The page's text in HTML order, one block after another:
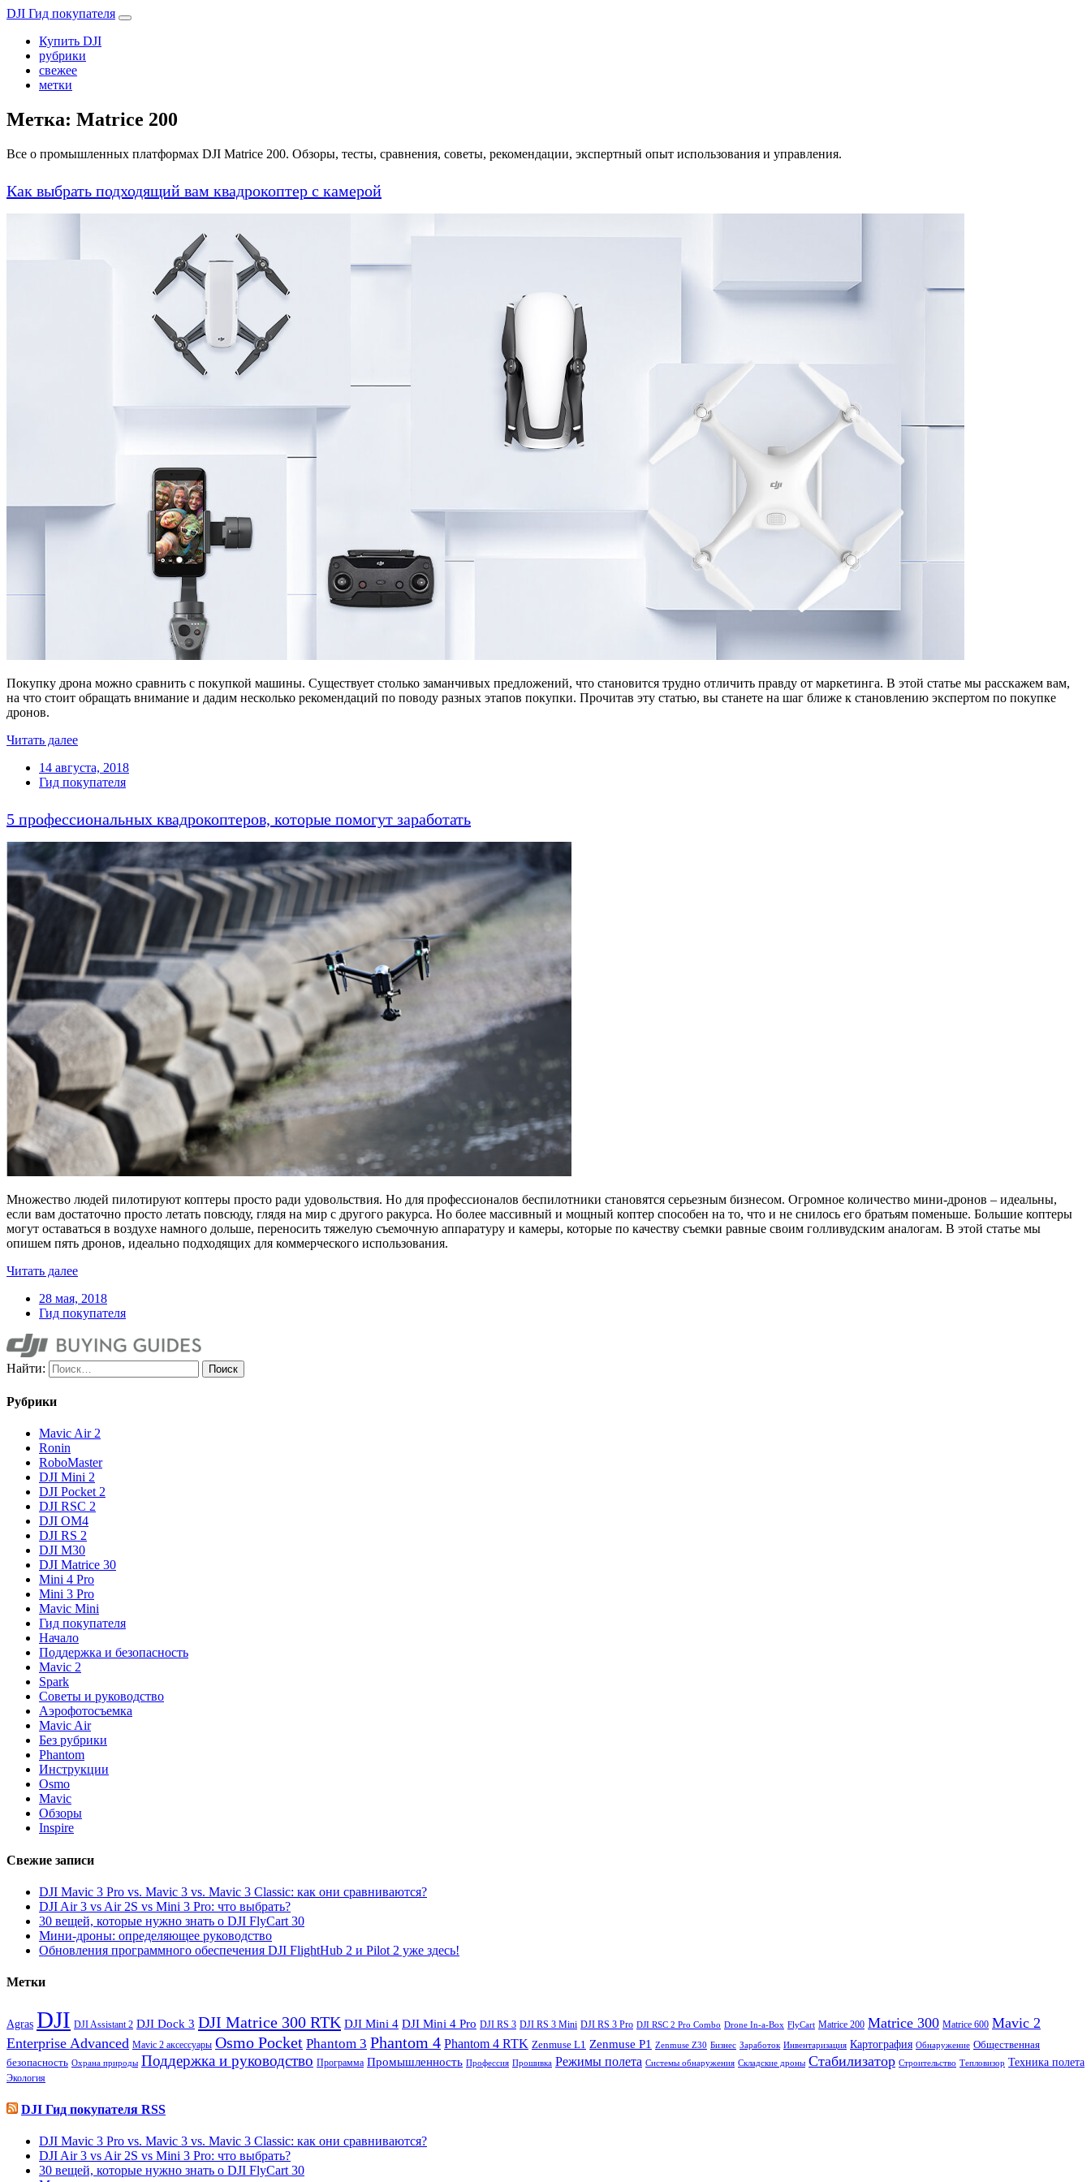
DJI Гид покупателя
Купить DJI
рубрики
свежее
метки
Метка: Matrice 200
Все о промышленных платформах DJI Matrice 200. Обзоры, тесты, сравнения, советы, рекомендации, экспертный опыт использования и управления.
Как выбрать подходящий вам квадрокоптер с камерой
Покупку дрона можно сравнить с покупкой машины. Существует столько заманчивых предложений, что становится трудно отличить правду от маркетинга. В этой статье мы расскажем вам,
на что стоит обращать внимание и дадим несколько рекомендаций по поводу разных этапов покупки. Прочитав эту статью, вы станете на шаг ближе к становлению экспертом по покупке
дронов.
Читать далее
14 августа, 2018
Гид покупателя
5 профессиональных квадрокоптеров, которые помогут заработать
Множество людей пилотируют коптеры просто ради удовольствия. Но для профессионалов беспилотники становятся серьезным бизнесом. Огромное количество мини-дронов – идеальны,
если вам достаточно просто летать повсюду, глядя на мир с другого ракурса. Но более массивный и мощный коптер способен на то, что и не снилось его братьям поменьше. Большие коптеры
могут оставаться в воздухе намного дольше, переносить тяжелую съемочную аппаратуру и камеры, которые по качеству съемки равные своим голливудским аналогам. В этой статье мы
опишем пять дронов, идеально подходящих для коммерческого использования.
Читать далее
28 мая, 2018
Гид покупателя
Найти:
Рубрики
Mavic Air 2
Ronin
RoboMaster
DJI Mini 2
DJI Pocket 2
DJI RSC 2
DJI OM4
DJI RS 2
DJI M30
DJI Matrice 30
Mini 4 Pro
Mini 3 Pro
Mavic Mini
Гид покупателя
Начало
Поддержка и безопасность
Mavic 2
Spark
Советы и руководство
Аэрофотосъемка
Mavic Air
Без рубрики
Phantom
Инструкции
Osmo
Mavic
Обзоры
Inspire
Свежие записи
DJI Mavic 3 Pro vs. Mavic 3 vs. Mavic 3 Classic: как они сравниваются?
DJI Air 3 vs Air 2S vs Mini 3 Pro: что выбрать?
30 вещей, которые нужно знать о DJI FlyCart 30
Мини-дроны: определяющее руководство
Обновления программного обеспечения DJI FlightHub 2 и Pilot 2 уже здесь!
Метки
Agras DJI DJI Assistant 2 DJI Dock 3 DJI Matrice 300 RTK DJI Mini 4 DJI Mini 4 Pro DJI RS 3 DJI RS 3 Mini DJI RS 3 Pro DJI RSC 2 Pro Combo Drone In-a-Box FlyCart Matrice 200 Matrice 300 Matrice 600 Mavic 2
Enterprise Advanced Mavic 2 аксессуары Osmo Pocket Phantom 3 Phantom 4 Phantom 4 RTK Zenmuse L1 Zenmuse P1 Zenmuse Z30 Бизнес Заработок Инвентаризация Картография Обнаружение Общественная
безопасность Охрана природы Поддержка и руководство Программа Промышленность Профессия Прошивка Режимы полета Системы обнаружения Складские дроны Стабилизатор Строительство Тепловизор Техника полета
Экология
DJI Гид покупателя RSS
DJI Mavic 3 Pro vs. Mavic 3 vs. Mavic 3 Classic: как они сравниваются?
DJI Air 3 vs Air 2S vs Mini 3 Pro: что выбрать?
30 вещей, которые нужно знать о DJI FlyCart 30